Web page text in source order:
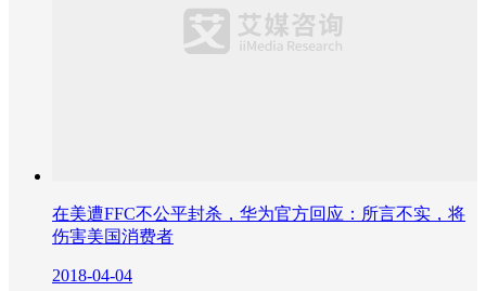
在美遭FFC不公平封杀，华为官方回应：所言不实，将
伤害美国消费者
2018-04-04